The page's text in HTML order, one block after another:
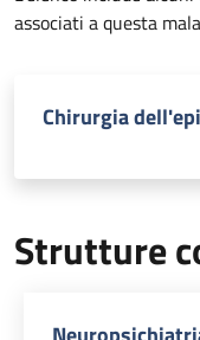
associati a questa
Chirurgia
Strutture